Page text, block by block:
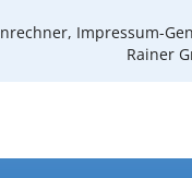
Impressum-
Rainer